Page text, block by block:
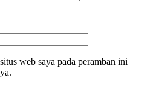
web saya pada peramban ini